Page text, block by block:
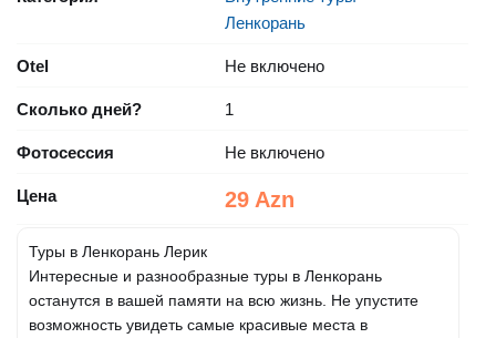
Ленкорань
Otel Не включено
Сколько дней? 1
Фотосессия Не включено
Цена 29 Azn
Туры в Ленкорань Лерик
Интересные и разнообразные туры в Ленкорань
останутся в вашей памяти на всю жизнь. Не упустите
возможность увидеть самые красивые места в